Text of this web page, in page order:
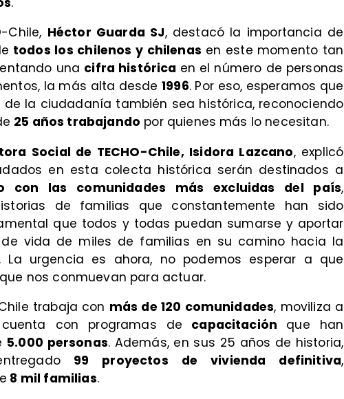
Chile, Héctor Guarda SJ, destacó la importancia de
todos los chilenos y chilenas en este momento tan
una cifra histórica en el número de personas
la más alta desde1996. Por eso, esperamos que
la ciudadanía también sea histórica, reconociendo
25 años trabajando por quienes más lo necesitan.
Social de TECHO-Chile, Isidora Lazcano, explicó
en esta colecta histórica serán destinados a
con las comunidades más excluidas del país,
de familias que constantemente han sido
que todos y todas puedan sumarse y aportar
vida de miles de familias en su camino hacia la
La urgencia es ahora, no podemos esperar a que
nos conmuevan para actuar.
trabaja con más de 120 comunidades, moviliza a
con programas de capacitación que han
5.000 personas. Además, en sus 25 años de historia,
99 proyectos de vivienda definitiva,
8 mil familias.